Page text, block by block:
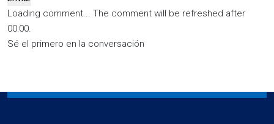
Loading comment... The comment will be refreshed after
00:00.
Sé el primero en la conversación